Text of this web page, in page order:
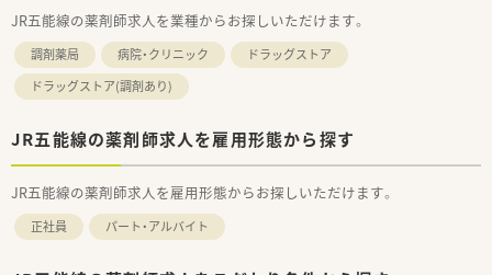
JR五能線の薬剤師求人を業種からお探しいただけます。
調剤薬局 病院・クリニック
ドラッグストア
ドラッグストア(調剤あり)
JR五能線の薬剤師求人を雇用形態から探す
JR五能線の薬剤師求人を雇用形態からお探しいただけます。
正社員 パート・アルバイト